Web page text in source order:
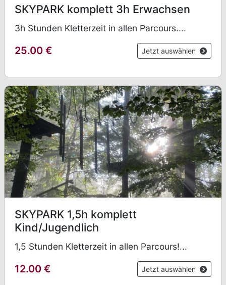
SKYPARK komplett 3h Erwachsen
3h Stunden Kletterzeit in allen Parcours....
25.00 € Jetzt auswählen
SKYPARK 1,5h komplett
Kind/Jugendlich
1,5 Stunden Kletterzeit in allen Parcours!...
12.00 € Jetzt auswählen